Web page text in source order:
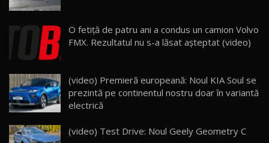
Van Electric Testat în Moldova / AutoBlog.MD
26:38
mai Exclusiv și Puternic Defender Testat în
Moldova
32:21
26
AutoBlog.MD
10:57
O fetiță de patru ani a condus un camion Volvo
FMX. Rezultatul nu s-a lăsat așteptat (video)
(video) Premieră europeană: Noul KIA Soul se
prezintă pe continentul nostru doar în variantă
electrică
(video) Test Drive: Noul Geely Geometry C